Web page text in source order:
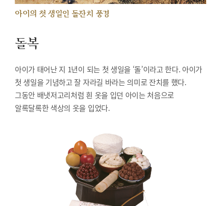
아이의 첫 생일인 돌잔치 풍경
돌복
아이가 태어난 지 1년이 되는 첫 생일을 ‘돌’이라고 한다. 아이가
첫 생일을 기념하고 잘 자라길 바라는 의미로 잔치를 했다.
그동안 배냇저고리처럼 흰 옷을 입던 아이는 처음으로
알록달록한 색상의 옷을 입었다.